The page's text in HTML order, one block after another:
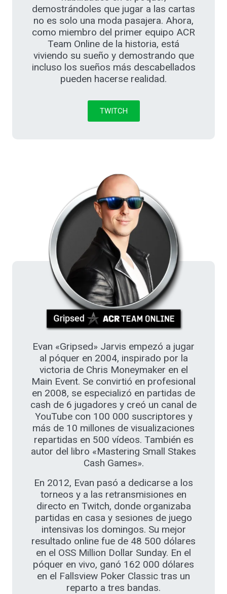
demostrándoles que jugar a las cartas
no es solo una moda pasajera. Ahora,
como miembro del primer equipo ACR
Team Online de la historia, está
viviendo su sueño y demostrando que
incluso los sueños más descabellados
pueden hacerse realidad.
TWITCH
Evan «Gripsed» Jarvis empezó a jugar
al póquer en 2004, inspirado por la
victoria de Chris Moneymaker en el
Main Event. Se convirtió en profesional
en 2008, se especializó en partidas de
cash de 6 jugadores y creó un canal de
YouTube con 100 000 suscriptores y
más de 10 millones de visualizaciones
repartidas en 500 vídeos. También es
autor del libro «Mastering Small Stakes
Cash Games».
En 2012, Evan pasó a dedicarse a los
torneos y a las retransmisiones en
directo en Twitch, donde organizaba
partidas en casa y sesiones de juego
intensivas los domingos. Su mejor
resultado online fue de 48 500 dólares
en el OSS Million Dollar Sunday. En el
póquer en vivo, ganó 162 000 dólares
en el Fallsview Poker Classic tras un
reparto a tres bandas.